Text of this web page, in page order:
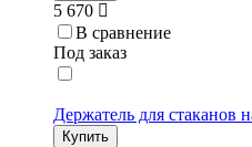
5 670
В сравнение
Под заказ
Держатель для стаканов
Купить